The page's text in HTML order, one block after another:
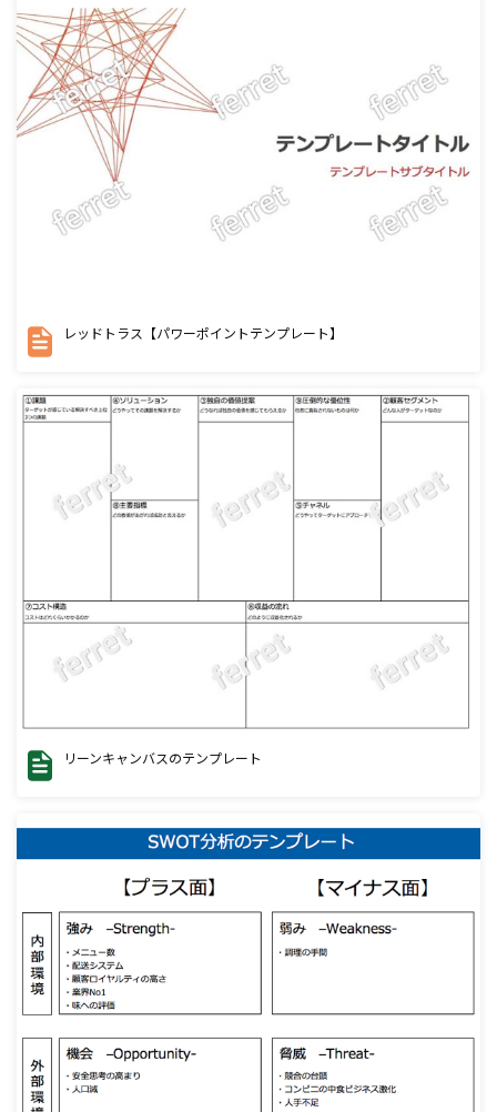
レッドトラス【パワーポイントテンプレート】
リーンキャンバスのテンプレート